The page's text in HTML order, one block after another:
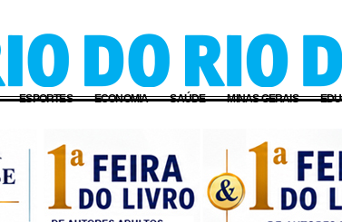
ESPORTES ECONOMIA SAÚDE MINAS GERAIS